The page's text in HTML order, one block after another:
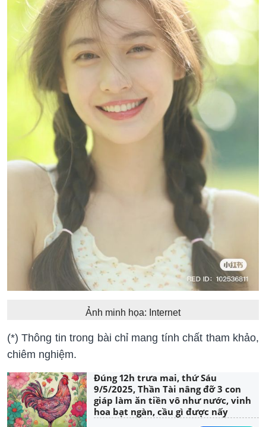
Ảnh minh họa: Internet
(*) Thông tin trong bài chỉ mang tính chất tham khảo,
chiêm nghiệm.
Đúng 12h trưa mai, thứ Sáu
9/5/2025, Thần Tài nâng đỡ 3 con
giáp làm ăn tiền vô như nước, vinh
hoa bạt ngàn, cầu gì được nấy